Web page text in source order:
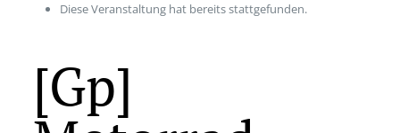
Diese Veranstaltung hat bereits stattgefunden.
[Gp]